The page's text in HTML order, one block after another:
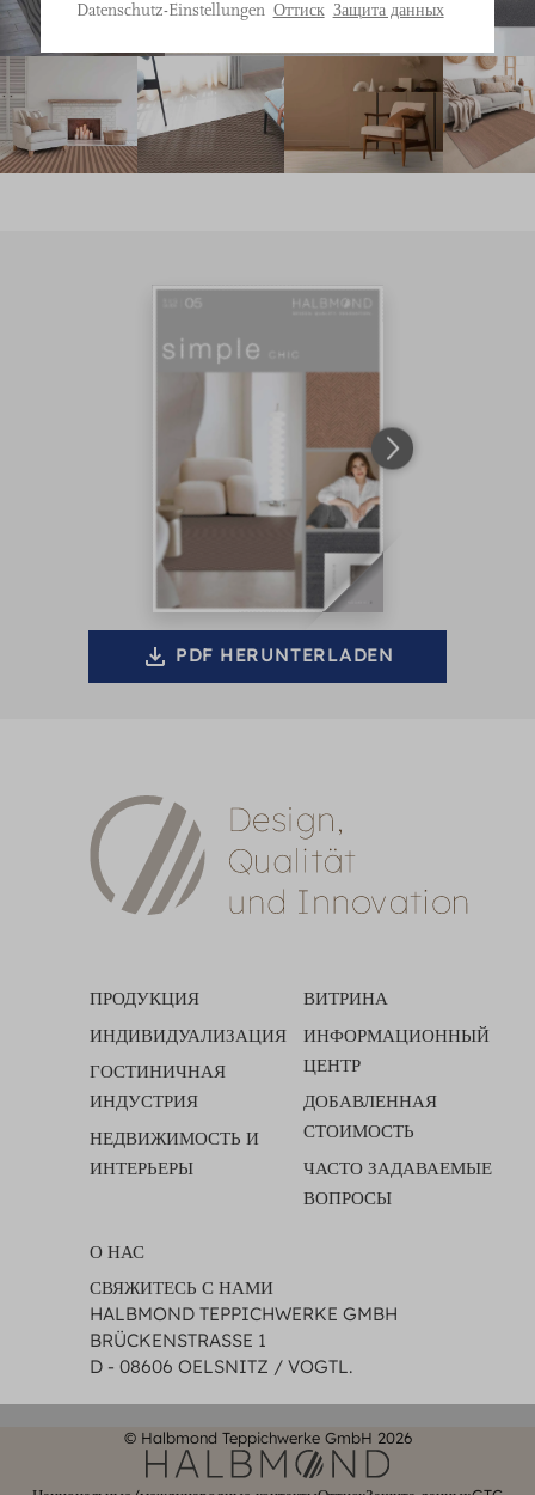
PDF HERUNTERLADEN
Datenschutz-Einstellungen Оттиск Защита данных
Sie
eine
Auswahl.
ПРОДУКЦИЯ
ИНДИВИДУАЛИЗАЦИЯ
ГОСТИНИЧНАЯ
ИНДУСТРИЯ
НЕДВИЖИМОСТЬ И
ИНТЕРЬЕРЫ
ВИТРИНА
ИНФОРМАЦИОННЫЙ
ЦЕНТР
ДОБАВЛЕННАЯ
СТОИМОСТЬ
ЧАСТО ЗАДАВАЕМЫЕ
ВОПРОСЫ
О НАС
СВЯЖИТЕСЬ С НАМИ
HALBMOND TEPPICHWERKE GMBH
BRÜCKENSTRASSE 1
D - 08606 OELSNITZ / VOGTL.
© Halbmond Teppichwerke GmbH 2026